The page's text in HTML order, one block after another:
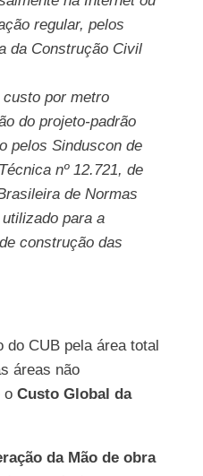
regular, pelos
da Construção Civil
por metro
do projeto-padrão
pelos Sinduscon de
nº 12.721, de
de Normas
para a
construção das
CUB pela área total
áreas não
o Custo Global da
da Mão de obra